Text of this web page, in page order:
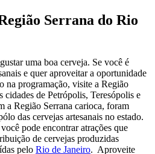
Serrana do Rio
uma boa cerveja. Se você é
e quer aproveitar a oportunidade
na programação, visite a Região
cidades de Petrópolis, Teresópolis e
a Região Serrana carioca, foram
das cervejas artesanais no estado.
pode encontrar atrações que
de cervejas produzidas
pelo Rio de Janeiro. Aproveite